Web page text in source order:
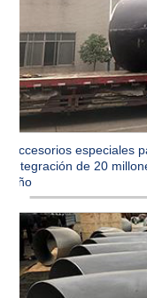
Accesorios especiales
integración de 20
año